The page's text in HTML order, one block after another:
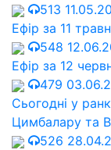
513
Ефір за 11
548
Ефір за 12
479
Сьогодні у
Цимбалару та
526